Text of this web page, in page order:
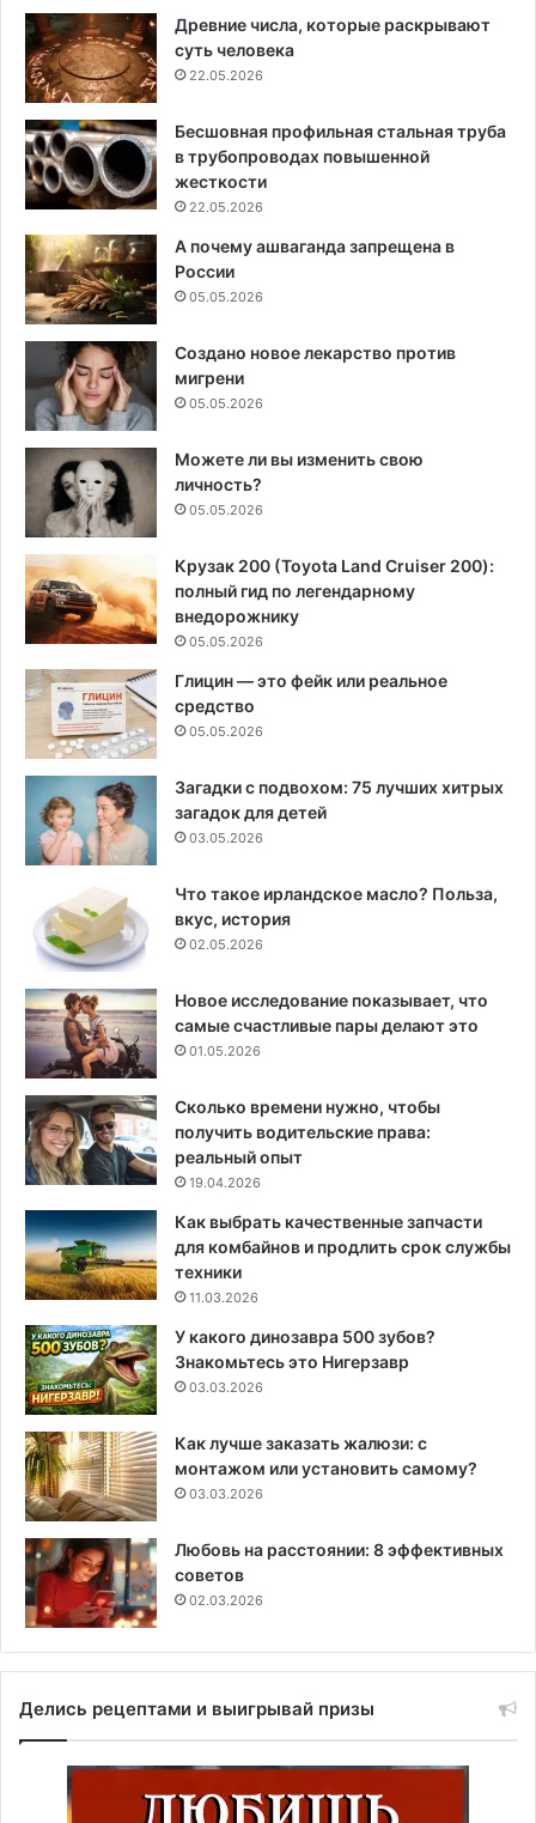
Древние числа, которые раскрывают
суть человека
22.05.2026
Бесшовная профильная стальная труба
в трубопроводах повышенной
жесткости
22.05.2026
А почему ашваганда запрещена в
России
05.05.2026
Создано новое лекарство против
мигрени
05.05.2026
Можете ли вы изменить свою
личность?
05.05.2026
Крузак 200 (Toyota Land Cruiser 200):
полный гид по легендарному
внедорожнику
05.05.2026
Глицин — это фейк или реальное
средство
05.05.2026
Загадки с подвохом: 75 лучших хитрых
загадок для детей
03.05.2026
Что такое ирландское масло? Польза,
вкус, история
02.05.2026
Новое исследование показывает, что
самые счастливые пары делают это
01.05.2026
Сколько времени нужно, чтобы
получить водительские права:
реальный опыт
19.04.2026
Как выбрать качественные запчасти
для комбайнов и продлить срок службы
техники
11.03.2026
У какого динозавра 500 зубов?
Знакомьтесь это Нигерзавр
03.03.2026
Как лучше заказать жалюзи: с
монтажом или установить самому?
03.03.2026
Любовь на расстоянии: 8 эффективных
советов
02.03.2026
Делись рецептами и выигрывай призы